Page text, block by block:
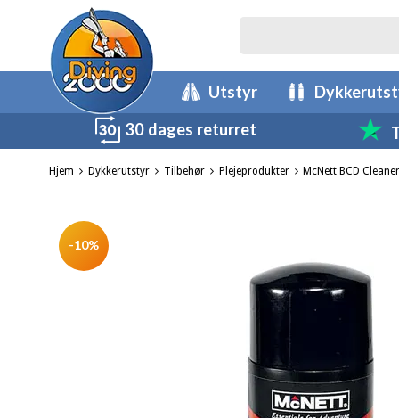
Utstyr
30 dages returret
Hjem Dykkerutstyr Tilbehør Plejeprodukter McNett BCD Cleaner
-10%